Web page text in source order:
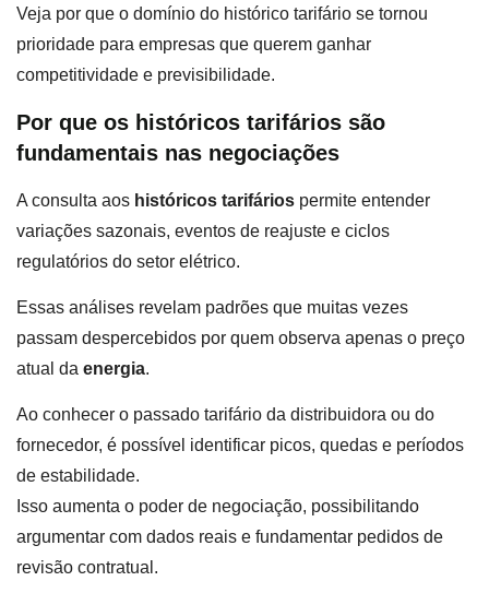
Veja por que o domínio do histórico tarifário se tornou
prioridade para empresas que querem ganhar
competitividade e previsibilidade.
Por que os históricos tarifários são
fundamentais nas negociações
A consulta aos históricos tarifários permite entender
variações sazonais, eventos de reajuste e ciclos
regulatórios do setor elétrico.
Essas análises revelam padrões que muitas vezes
passam despercebidos por quem observa apenas o preço
atual da energia.
Ao conhecer o passado tarifário da distribuidora ou do
fornecedor, é possível identificar picos, quedas e períodos
de estabilidade.
Isso aumenta o poder de negociação, possibilitando
argumentar com dados reais e fundamentar pedidos de
revisão contratual.